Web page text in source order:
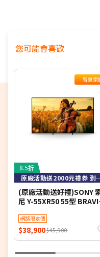
偏遠地區及外島不送！
※如商品標題掛有【預
單順序陸續出貨，如遇
您可能會喜歡
智慧家
8.5折
原廠活動送
(原廠活動送好禮)SONY
尼 Y-55XR50 55型
器
網路限定價
$38,900$45,900